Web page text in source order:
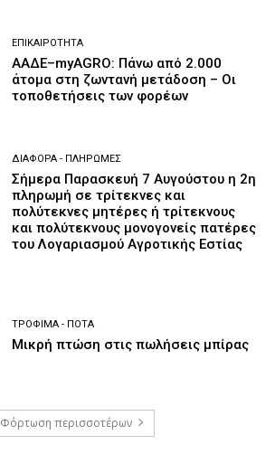
ΕΠΙΚΑΙΡΌΤΗΤΑ
ΑΑΔΕ–myAGRO: Πάνω από 2.000
άτομα στη ζωντανή μετάδοση – Οι
τοποθετήσεις των φορέων
ΔΙΆΦΟΡΑ - ΠΛΗΡΩΜΈΣ
Σήμερα Παρασκευή 7 Αυγούστου η 2η
πληρωμή σε τρίτεκνες και
πολύτεκνες μητέρες ή τρίτεκνους
και πολύτεκνους μονογονείς πατέρες
του Λογαριασμού Αγροτικής Εστίας
ΤΡΌΦΙΜΑ - ΠΟΤΆ
Μικρή πτώση στις πωλήσεις μπίρας
Φόρτωση περισσοτέρων